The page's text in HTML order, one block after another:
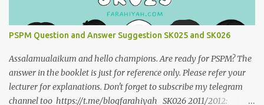
PSPM Question and Answer Suggestion SK025 and SK026
Assalamualaikum and hello champions. Are ready for PSPM? The
answer in the booklet is just for reference only. Please refer your
lecturer for explanations. Don't forget to subscribe my telegram
channel too https://t.me/blogfarahiyah SK026 2011/2012: